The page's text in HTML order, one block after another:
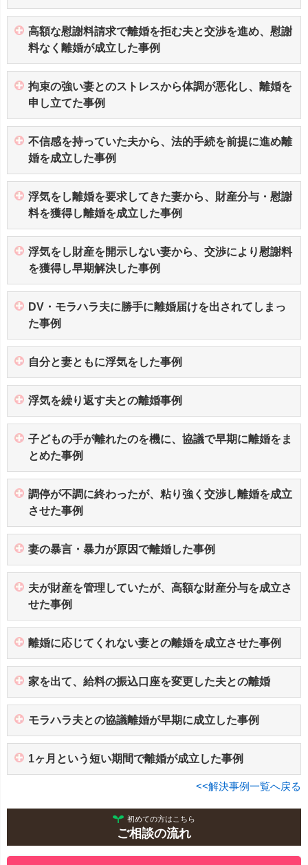
高額な慰謝料請求で離婚を拒む夫と交渉を進め、慰謝
料なく離婚が成立した事例
拘束の強い妻とのストレスから体調が悪化し、離婚を
申し立てた事例
不信感を持っていた夫から、法的手続を前提に進め離
婚を成立した事例
浮気をし離婚を要求してきた妻から、財産分与・慰謝
料を獲得し離婚を成立した事例
浮気をし財産を開示しない妻から、交渉により慰謝料
を獲得し早期解決した事例
DV・モラハラ夫に勝手に離婚届けを出されてしまっ
た事例
自分と妻ともに浮気をした事例
浮気を繰り返す夫との離婚事例
子どもの手が離れたのを機に、協議で早期に離婚をま
とめた事例
調停が不調に終わったが、粘り強く交渉し離婚を成立
させた事例
妻の暴言・暴力が原因で離婚した事例
夫が財産を管理していたが、高額な財産分与を成立さ
せた事例
離婚に応じてくれない妻との離婚を成立させた事例
家を出て、給料の振込口座を変更した夫との離婚
モラハラ夫との協議離婚が早期に成立した事例
1ヶ月という短い期間で離婚が成立した事例
<<解決事例一覧へ戻る
初めての方はこちら
ご相談の流れ